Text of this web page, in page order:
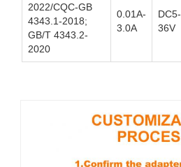
DC5-
36V
0.01A-
3.0A
2022/CQC-GB
4343.1-2018;
GB/T 4343.2-
2020